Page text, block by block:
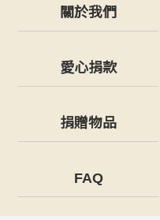
關於我們
愛心捐款
捐贈物品
FAQ